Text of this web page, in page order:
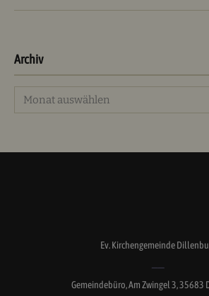
Archiv
Archiv
Ev. Kirchengemeinde
Gemeindebüro, Am Zwingel 3, 35683